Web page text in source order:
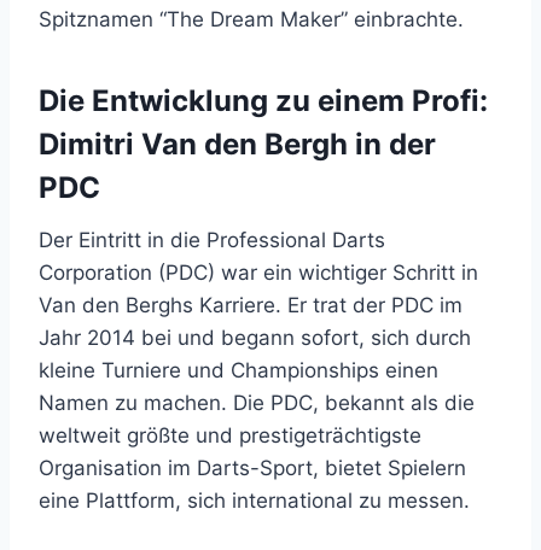
Spitznamen “The Dream Maker” einbrachte.
Die Entwicklung zu einem Profi:
Dimitri Van den Bergh in der
PDC
Der Eintritt in die Professional Darts
Corporation (PDC) war ein wichtiger Schritt in
Van den Berghs Karriere. Er trat der PDC im
Jahr 2014 bei und begann sofort, sich durch
kleine Turniere und Championships einen
Namen zu machen. Die PDC, bekannt als die
weltweit größte und prestigeträchtigste
Organisation im Darts-Sport, bietet Spielern
eine Plattform, sich international zu messen.